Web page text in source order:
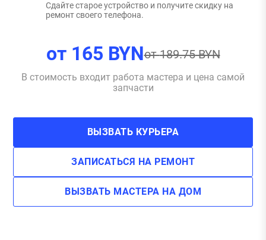
Сдайте старое устройство и получите скидку на
ремонт своего телефона.
от 165 BYNот189.75BYN
В стоимость входит работа мастера и цена самой
запчасти
ВЫЗВАТЬ КУРЬЕРА
ЗАПИСАТЬСЯ НА РЕМОНТ
ВЫЗВАТЬ МАСТЕРА НА ДОМ